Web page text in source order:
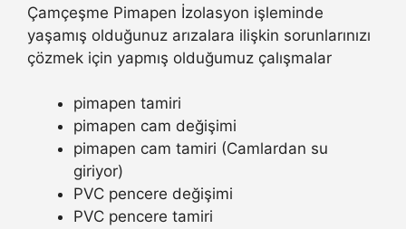
Çamçeşme Pimapen İzolasyon işleminde
yaşamış olduğunuz arızalara ilişkin sorunlarınızı
çözmek için yapmış olduğumuz çalışmalar
pimapen tamiri
pimapen cam değişimi
pimapen cam tamiri (Camlardan su
giriyor)
PVC pencere değişimi
PVC pencere tamiri